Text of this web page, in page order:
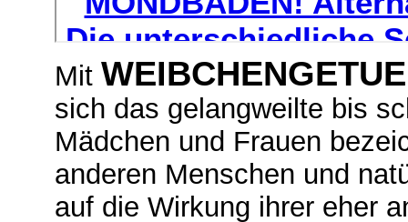
Mit WEIBCHENGETUE
sich das gelangweilte bis
Mädchen und Frauen
anderen Menschen und
auf die Wirkung ihrer eher